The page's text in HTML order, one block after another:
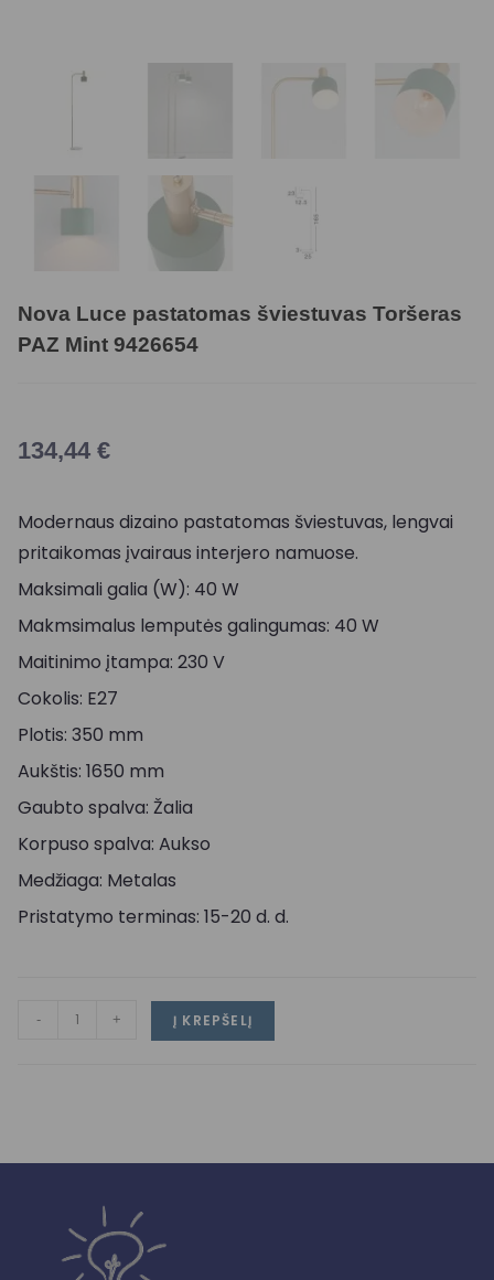
Nova Luce pastatomas šviestuvas Toršeras
PAZ Mint 9426654
134,44 €
Modernaus dizaino pastatomas šviestuvas, lengvai
pritaikomas įvairaus interjero namuose.
Maksimali galia (W): 40 W
Makmsimalus lemputės galingumas: 40 W
Maitinimo įtampa: 230 V
Cokolis: E27
Plotis: 350 mm
Aukštis: 1650 mm
Gaubto spalva: Žalia
Korpuso spalva: Aukso
Medžiaga: Metalas
Pristatymo terminas: 15-20 d. d.
- + Į KREPŠELĮ